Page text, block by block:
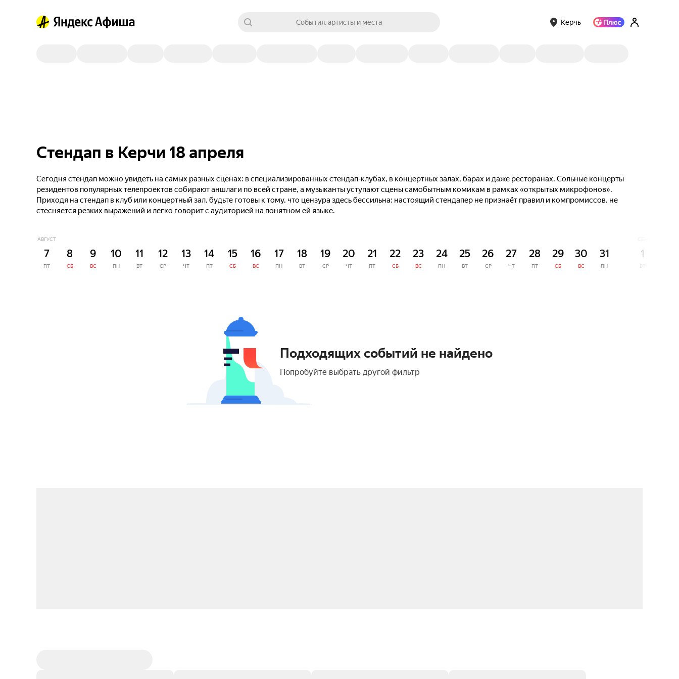
События, артисты и места Керчь
Стендап в Керчи 18 апреля
Сегодня стендап можно увидеть на самых разных сценах: в специализированных стендап-клубах, в концертных залах, барах и даже ресторанах. Сольные концерты
резидентов популярных телепроектов собирают аншлаги по всей стране, а музыканты уступают сцены самобытным комикам в рамках «открытых микрофонов».
Приходя на стендап в клуб или концертный зал, будьте готовы к тому, что цензура здесь бессильна: настоящий стендапер не признаёт правил и компромиссов, не
стесняется резких выражений и легко говорит с аудиторией на понятном ей языке.
АВГУСТ
7
ПТ
8
СБ
9
ВС
10
ПН
11
ВТ
12
СР
13
ЧТ
14
ПТ
15
СБ
16
ВС
17
ПН
18
ВТ
19
СР
20
ЧТ
21
ПТ
22
СБ
23
ВС
24
ПН
25
ВТ
26
СР
27
ЧТ
28
ПТ
29
СБ
30
ВС
31
ПН
1
ВТ
Подходящих событий не найдено
Попробуйте выбрать другой фильтр